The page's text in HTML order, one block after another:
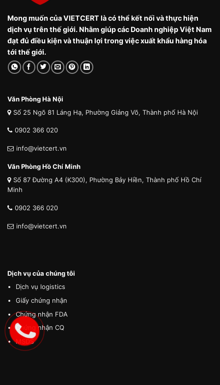
Mong muốn của VIETCERT là có thể kết nối và thực hiện
dịch vụ trên thế giới. Nhằm giúp các Doanh nghiệp Việt Nam
đạt đủ điều kiện và thuận lợi trong việc xuất khẩu hàng hóa
tới thế giới.
Văn Phòng Hà Nội
Số 25 Ngõ 81 Láng Hạ, Phường Giảng Võ, Thành phố Hà Nội
0902 366 020
info@vietcert.vn
Văn Phòng Hồ Chí Minh
Số 87 Đường A4 (K300), Phường Bảy Hiền, Thành phố Hồ Chí
Minh
0902 366 020
info@vietcert.vn
Dịch vụ của chúng tôi
Dịch vụ logistics
Giấy chứng nhận
Chứng nhận FDA
Chứng nhận CQ
MSDS